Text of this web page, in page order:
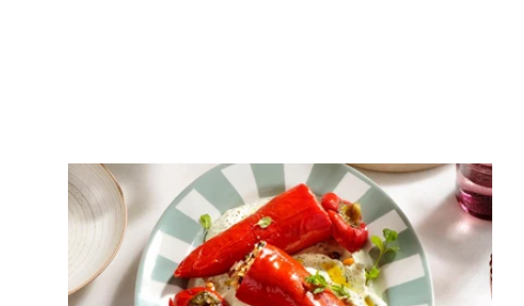
Γεμιστές πιπεριές στην κατσαρόλα με
κρέμα φέτας
ΟΡΕΚΤΙΚΑ